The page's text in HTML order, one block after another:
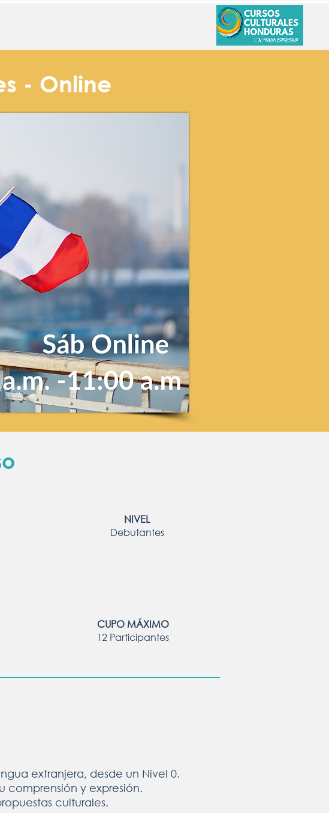
- Online
NIVEL
Debutantes
CUPO MÁXIMO
12 Participantes
extranjera, desde un Nivel 0.
comprensión y expresión.
culturales.